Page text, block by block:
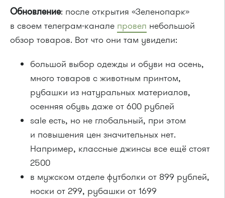
Обновление: после открытия «Зеленопарк»
в своем телеграм-канале провел небольшой
обзор товаров. Вот что они там увидели:
большой выбор одежды и обуви на осень,
много товаров с животным принтом,
рубашки из натуральных материалов,
осенняя обувь даже от 600 рублей
sale есть, но не глобальный, при этом
и повышения цен значительных нет.
Например, классные джинсы все ещё стоят
2500
в мужском отделе футболки от 899 рублей,
носки от 299, рубашки от 1699